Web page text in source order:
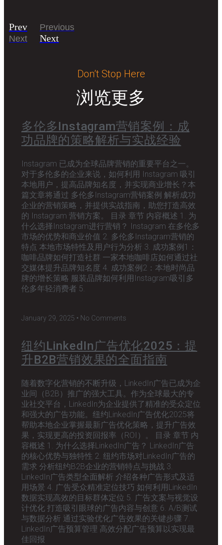
Prev
Previous
Next
Next
Don’t Stop Here
浏览更多
多伦多Instagram营销案例：成
功品牌的策略解析与实战经验
Instagram 已成为全球品牌营销的重要平台之一。
对于多伦多的企业来说，如何利用 Instagram 吸引
本地用户，提高品牌知名度，并实现商业增长？本
篇文章将通过 多伦多Instagram营销案例 解析成功
企业的营销策略，并提供实战指南，助您打造高效
的 Instagram 营销方案。 目录 章节 内容概述 1. 为
什么选择Instagram进行营销？ Instagram 在多伦多
市场的优势和商业价值 2. 多伦多Instagram营销的
特点 本地市场特性及用户行为分析 3. 成功案例1：
咖啡品牌如何打造社群 一家本地咖啡店如何通过社
交媒体提升品牌知名度 4. 成功案例2：本地时尚品
牌的增长策略 服装品牌如何利用Instagram吸引多
伦多年轻消费者 5.
January 29, 2025 No Comments
纽约LinkedIn广告优化2025：提
升B2B营销效果的全面指南
随着数字化营销的不断升级，LinkedIn广告已成为企
业间（B2B）推广的强大工具。作为全球最大的专
业社交平台，LinkedIn为企业提供了精准的受众定位
和强大的广告功能。纽约LinkedIn广告优化2025将
帮助本地企业掌握最新广告优化策略，提升广告效
果，实现更高的投资回报率（ROI）。 目录 章节 内
容概述 1. 为什么选择LinkedIn广告？ LinkedIn广告
的核心优势与独特性 2. 纽约市场对LinkedIn广告的
需求 分析纽约B2B企业的营销特点与挑战 3.
LinkedIn广告类型全面解析 介绍各种广告形式及适
用场景 4. 广告受众精准定位技巧 如何利用LinkedIn
数据实现高效的目标群体定位 5. 广告文案与视觉设
计优化 打造吸引眼球的广告内容与创意 6. A/B测试
与数据分析 通过实验优化广告效果的关键步骤 7.
LinkedIn广告预算管理 高效分配广告预算以实现最
佳回报